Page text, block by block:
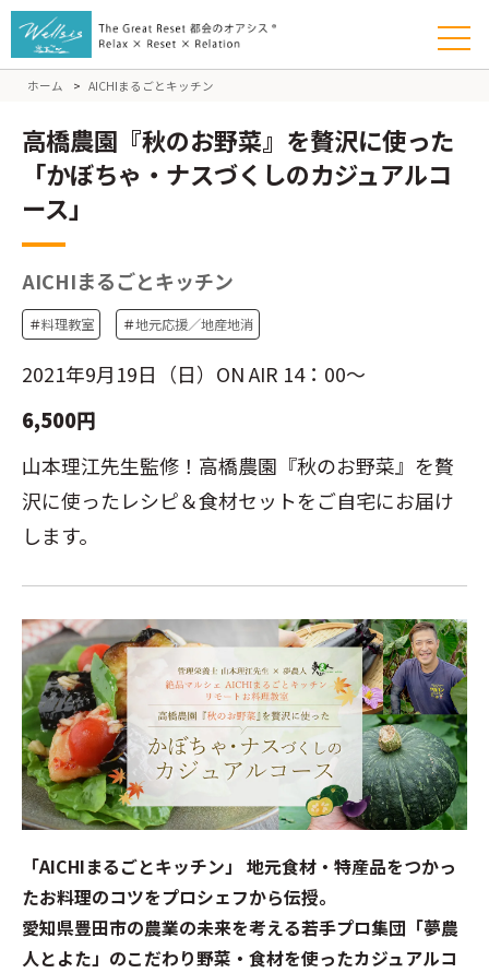
ホーム > AICHIまるごとキッチン
高橋農園『秋のお野菜』を贅沢に使った
「かぼちゃ・ナスづくしのカジュアルコ
ース」
AICHIまるごとキッチン
＃料理教室 ＃地元応援／地産地消
2021年9月19日（日）ON AIR 14：00～
6,500円
山本理江先生監修！高橋農園『秋のお野菜』を贅
沢に使ったレシピ＆食材セットをご自宅にお届け
します。
「AICHIまるごとキッチン」 地元食材・特産品をつかっ
たお料理のコツをプロシェフから伝授。
愛知県豊田市の農業の未来を考える若手プロ集団「夢農
人とよた」のこだわり野菜・食材を使ったカジュアルコ